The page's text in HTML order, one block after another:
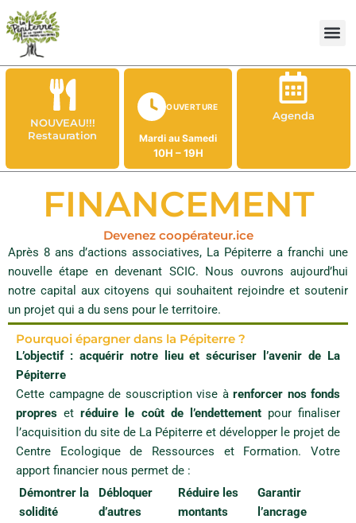
Aller
au
contenu
NOUVEAU!!!
Restauration
OUVERTURE
Mardi au Samedi
10H – 19H
Agenda
FINANCEMENT
Devenez coopérateur.ice
Après 8 ans d’actions associatives, La Pépiterre a franchi une
nouvelle étape en devenant SCIC. Nous ouvrons aujourd’hui
notre capital aux citoyens qui souhaitent rejoindre et soutenir
un projet qui a du sens pour le territoire.
Pourquoi épargner dans la Pépiterre ?
L’objectif : acquérir notre lieu et sécuriser l’avenir de La
Pépiterre
Cette campagne de souscription vise à renforcer nos fonds
propres etréduire le coût de l’endettementpour finaliser
l’acquisition du site de La Pépiterre et développer le projet de
Centre Ecologique de Ressources et Formation. Votre
apport financier nous permet de :
Démontrer la
solidité
Débloquer
d’autres
Réduire les
montants
Garantir
l’ancrage